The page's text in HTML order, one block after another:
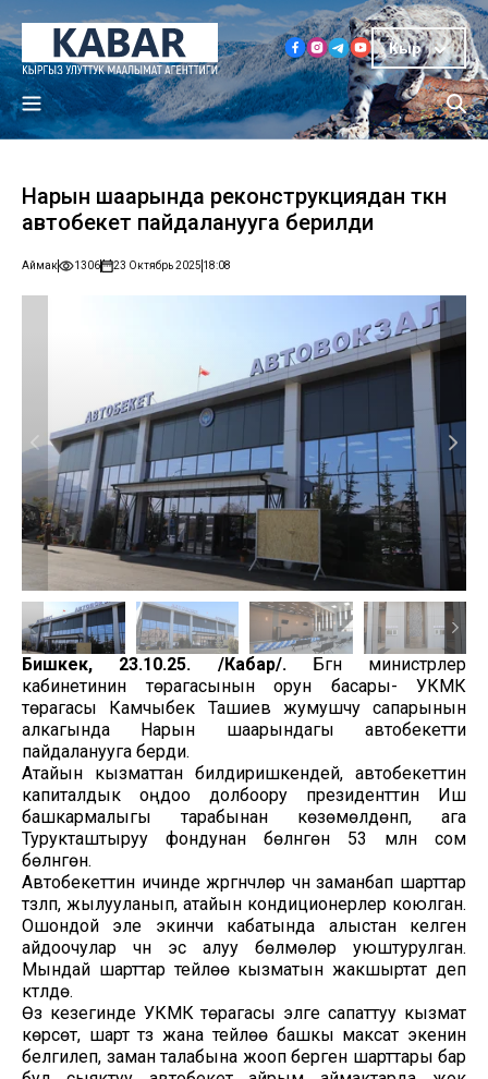
Кыр
Нарын шаарында реконструкциядан өткөн
автобекет пайдаланууга берилди
Аймак 1306 23 Октябрь 2025 18:08
Бишкек, 23.10.25. /Кабар/.Бүгүн министрлер
кабинетинин төрагасынын орун басары- УКМК
төрагасы Камчыбек Ташиев жумушчу сапарынын
алкагында Нарын шаарындагы автобекетти
пайдаланууга берди.
Атайын кызматтан билдиришкендей, автобекеттин
капиталдык оңдоо долбоору президенттин Иш
башкармалыгы тарабынан көзөмөлдөнүп, ага
Турукташтыруу фондунан бөлүнгөн 53 млн сом
бөлүнгөн.
Автобекеттин ичинде жүргүнчүлөр үчүн заманбап шарттар
түзүлүп, жылууланып, атайын кондиционерлер коюлган.
Ошондой эле экинчи кабатында алыстан келген
айдоочулар үчүн эс алуу бөлмөлөрү уюштурулган.
Мындай шарттар тейлөө кызматын жакшыртат деп
күтүлүүдө.
Өз кезегинде УКМК төрагасы элге сапаттуу кызмат
көрсөтүү, шарт түзүү жана тейлөө башкы максат экенин
белгилеп, заман талабына жооп берген шарттары бар